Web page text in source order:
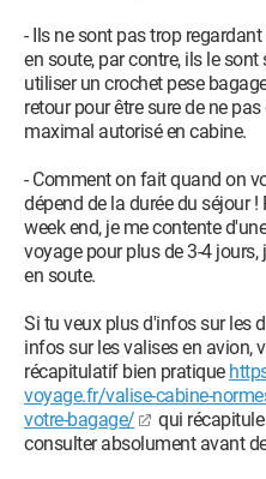
- Ils ne sont pas trop
en soute, par contre, ils le
utiliser un crochet pese
retour pour être sure de ne
maximal autorisé en cabine.
- Comment on fait quand on
dépend de la durée du séjour
week end, je me contente
voyage pour plus de 3-4 jours,
en soute.
Si tu veux plus d'infos sur les
infos sur les valises en avion,
récapitulatif bien pratique
voyage.fr/valise-cabine-
votre-bagage/
qui
consulter absolument avant